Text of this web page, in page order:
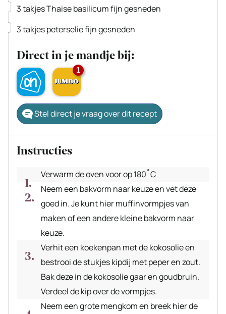
▢
3takjesThaise basilicumfijn gesneden
▢
3takjespeterseliefijn gesneden
Direct in je mandje bij:
1
Stel direct je vraag over dit recept
Instructies
Verwarm de oven voor op 180˚C
Neem een bakvorm naar keuze en vet deze
goed in. Je kunt hier muffinvormpjes van
maken of een andere kleine bakvorm naar
keuze.
Verhit een koekenpan met de kokosolie en
bestrooi de stukjes kipdij met peper en zout.
Bak deze in de kokosolie gaar en goudbruin.
Verdeel de kip over de vormpjes.
Neem een grote mengkom en breek hier de